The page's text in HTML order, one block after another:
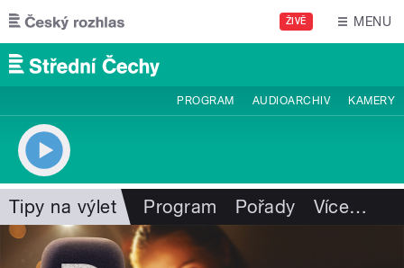
Přejít k hlavnímu obsahu
ŽIVĚ MENU
PROGRAM AUDIOARCHIV KAMERY
Tipy na výlet Program Pořady Více…